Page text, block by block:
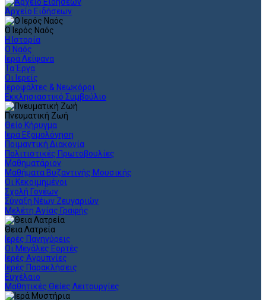
Αρχείο Ειδήσεων
Ο Ιερός Ναός
Η Ιστορία
Ο Ναός
Ιερά Λείψανα
Τα Έργα
Οι Ιερείς
Ιεροψάλτες & Νεωκόροι
Εκκλησιαστικό Συμβούλιο
Πνευματική Ζωή
Θείο Κήρυγμα
Ιερά Εξομολόγηση
Ποιμαντική Διακονία
Πολιτιστικές Πρωτοβουλίες
Μαθηματάριον
Μαθήματα Βυζαντινής Μουσικής
Οι Κεκοιμημένοι
Σχολή Γονέων
Σύναξη Νέων Ζευγαριών
Μελέτη Αγίας Γραφής
Θεια Λατρεία
Ιερές Πανηγύρεις
Οι Μεγάλες Εορτές
Ιερές Αγρυπνίες
Ιερές Παρακλήσεις
Ευχέλαιο
Μαθητικές Θείες Λειτουργίες